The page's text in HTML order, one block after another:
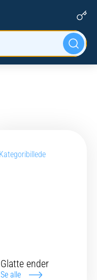
Glatte ender
Se alle